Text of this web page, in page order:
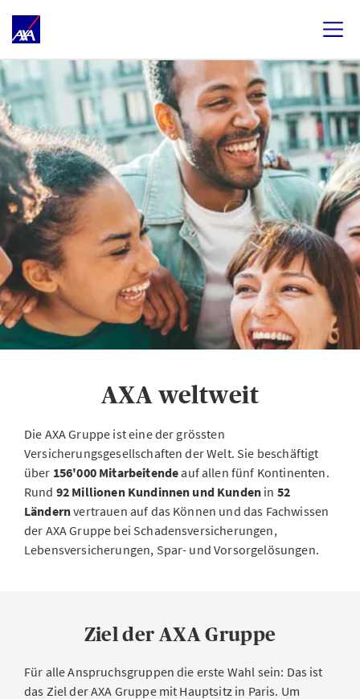
AXA weltweit
Die AXA Gruppe ist eine der grössten
Versicherungsgesellschaften der Welt. Sie beschäftigt
über 156'000 Mitarbeitendeauf allen fünf Kontinenten.
Rund 92 Millionen Kundinnen und Kunden in 52
Ländernvertrauen auf das Können und das Fachwissen
der AXA Gruppe bei Schadensversicherungen,
Lebensversicherungen, Spar- und Vorsorgelösungen.
Ziel der AXA Gruppe
Für alle Anspruchsgruppen die erste Wahl sein: Das ist
das Ziel der AXA Gruppe mit Hauptsitz in Paris. Um